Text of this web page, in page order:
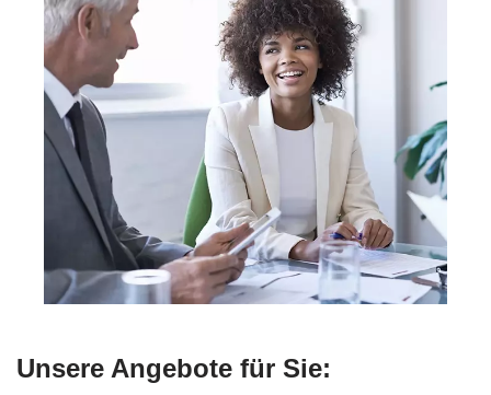
Unsere Angebote für Sie: